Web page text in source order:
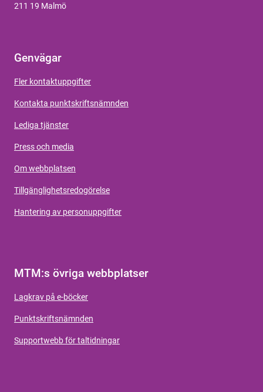
211 19 Malmö
Genvägar
Fler kontaktuppgifter
Kontakta punktskriftsnämnden
Lediga tjänster
Press och media
Om webbplatsen
Tillgänglighetsredogörelse
Hantering av personuppgifter
MTM:s övriga webbplatser
Lagkrav på e-böcker
Punktskriftsnämnden
Supportwebb för taltidningar